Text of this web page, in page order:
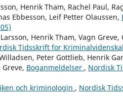
Henrik Tham, Rachel Paul,
Ebbesson, Leif Petter Olaussen,
Henrik Tham, Vagn
Tidsskrift for
Peter Gottlieb, Henrik
Boganmeldelser , Nordisk
och kriminologin , Nordisk